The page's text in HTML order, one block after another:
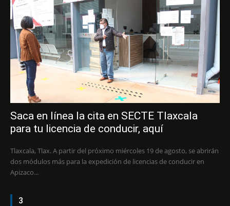
Saca en línea la cita en SECTE Tlaxcala
para tu licencia de conducir, aquí
Tlaxcala, Tlax. A partir del próximo miércoles 19 de agosto, se abrirán
dos módulos más para la expedición de licencias de conducir en
Apizaco...
3